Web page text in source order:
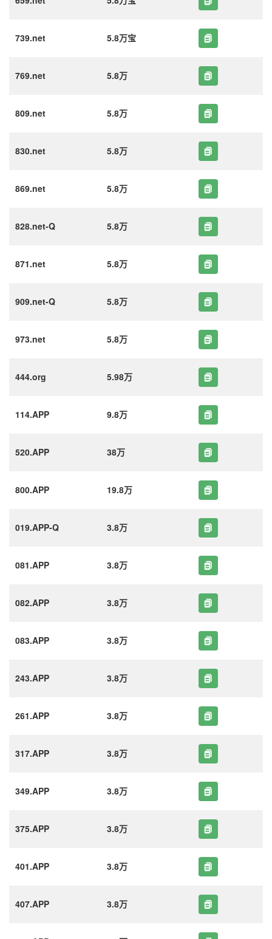
739.net 5.8万宝
769.net 5.8万
809.net 5.8万
830.net 5.8万
869.net 5.8万
828.net-Q 5.8万
871.net 5.8万
909.net-Q 5.8万
973.net 5.8万
444.org 5.98万
114.APP 9.8万
520.APP 38万
800.APP 19.8万
019.APP-Q 3.8万
081.APP 3.8万
082.APP 3.8万
083.APP 3.8万
243.APP 3.8万
261.APP 3.8万
317.APP 3.8万
349.APP 3.8万
375.APP 3.8万
401.APP 3.8万
407.APP 3.8万